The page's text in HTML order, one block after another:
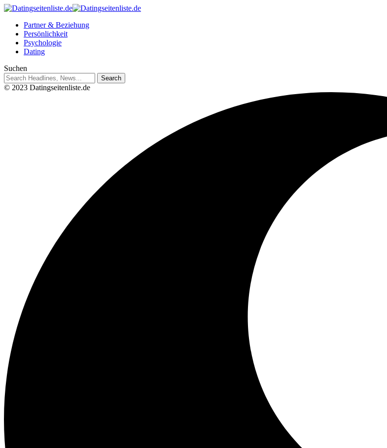
Partner & Beziehung
Persönlichkeit
Psychologie
Dating
Suchen
© 2023 Datingseitenliste.de